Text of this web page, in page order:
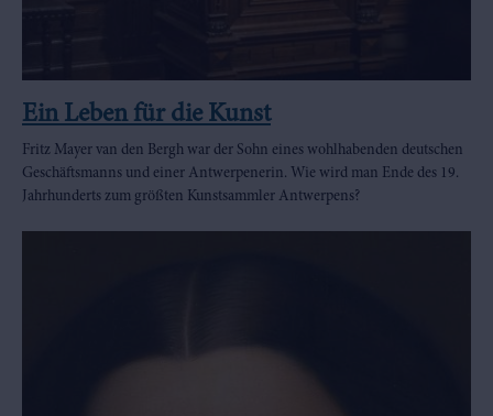
Ein Leben für die Kunst
Fritz Mayer van den Bergh war der Sohn eines wohlhabenden deutschen
Geschäftsmanns und einer Antwerpenerin. Wie wird man Ende des 19.
Jahrhunderts zum größten Kunstsammler Antwerpens?